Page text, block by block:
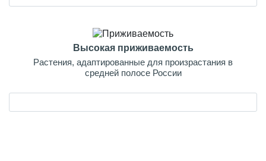
Высокая приживаемость
Растения, адаптированные для произрастания в
средней полосе России